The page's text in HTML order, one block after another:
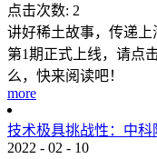
点击次数: 2
讲好稀土故事，传递
第1期正式上线，请点
么，快来阅读吧！
more
技术极具挑战性：中
2022 - 02 - 10